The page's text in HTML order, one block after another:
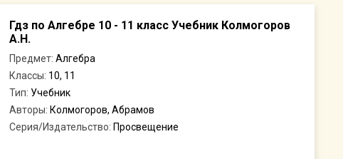
Гдз по Алгебре 10 - 11 класс Учебник Колмогоров
А.Н.
Предмет: Алгебра
Классы: 10, 11
Тип: Учебник
Авторы: Колмогоров, Абрамов
Серия/Издательство: Просвещение